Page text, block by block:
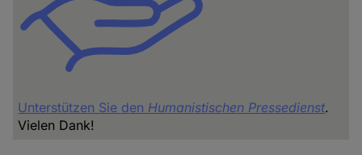
Unterstützen Sie den Humanistischen Pressedienst.
Vielen Dank!